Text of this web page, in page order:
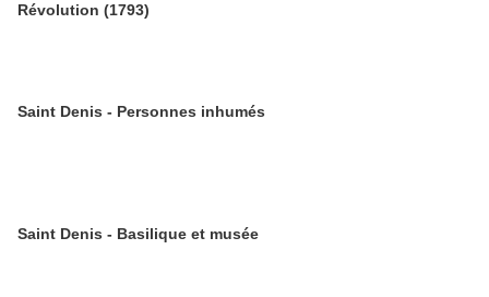
Révolution (1793)
Saint Denis - Personnes inhumés
Saint Denis - Basilique et musée